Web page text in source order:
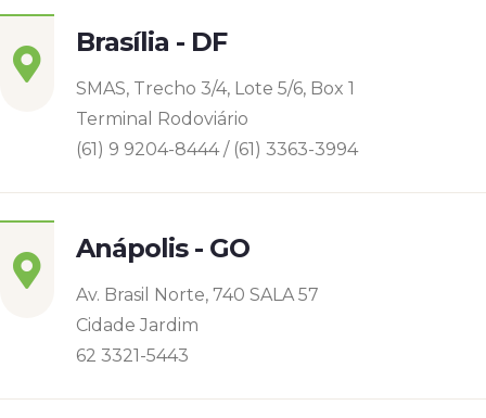
Brasília - DF
SMAS, Trecho 3/4, Lote 5/6, Box 1
Terminal Rodoviário
(61) 9 9204-8444 / (61) 3363-3994
Anápolis - GO
Av. Brasil Norte, 740 SALA 57
Cidade Jardim
62 3321-5443